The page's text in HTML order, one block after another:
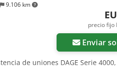
9.106 km
precio fijo
Enviar
de uniones DAGE Serie